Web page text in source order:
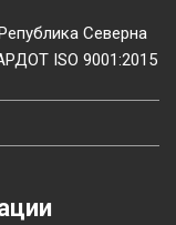
Северна
ISO 9001:2015